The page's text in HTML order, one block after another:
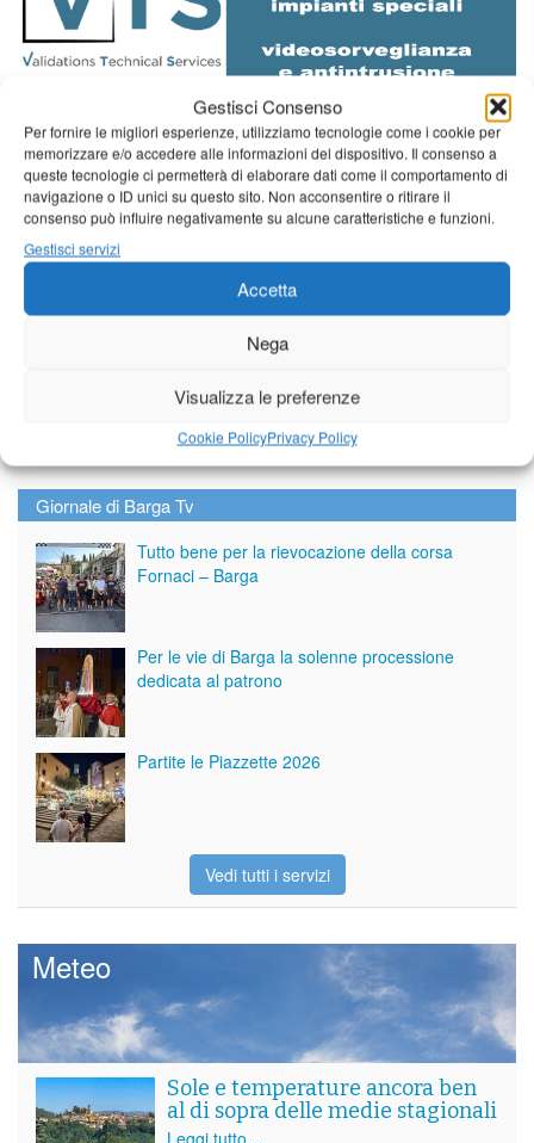
Gestisci Consenso
Per fornire le migliori esperienze, utilizziamo tecnologie come i cookie per
memorizzare e/o accedere alle informazioni del dispositivo. Il consenso a
queste tecnologie ci permetterà di elaborare dati come il comportamento di
navigazione o ID unici su questo sito. Non acconsentire o ritirare il
consenso può influire negativamente su alcune caratteristiche e funzioni.
Gestisci servizi
Accetta
Nega
Visualizza le preferenze
Cookie PolicyPrivacy Policy
Diretta NoiTv LIVE
Giornale di Barga Tv
Tutto bene per la rievocazione della corsa
Fornaci – Barga
Per le vie di Barga la solenne processione
dedicata al patrono
Partite le Piazzette 2026
Vedi tutti i servizi
Meteo
Sole e temperature ancora ben
al di sopra delle medie stagionali